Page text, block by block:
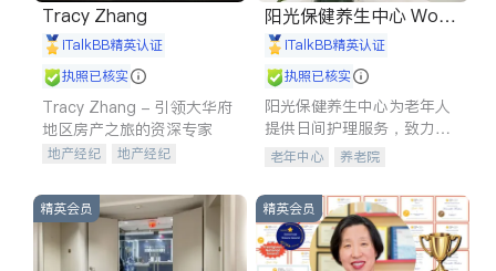
Tracy Zhang
iTalkBB精英认证
执照已核实
Tracy Zhang - 引领大华府
地区房产之旅的资深专家
地产经纪
地产经纪
商铺租售
开发商建商
阳光保健养生中心 World
shine
iTalkBB精英认证
执照已核实
阳光保健养生中心为老年人
提供日间护理服务，致力于
通过持续的护理创新来有效
老年中心 养老院
精英会员 精英会员